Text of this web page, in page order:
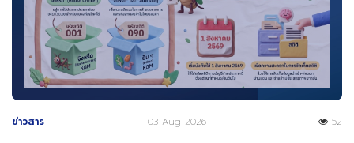
ข่าวสาร 03 Aug 2026 52